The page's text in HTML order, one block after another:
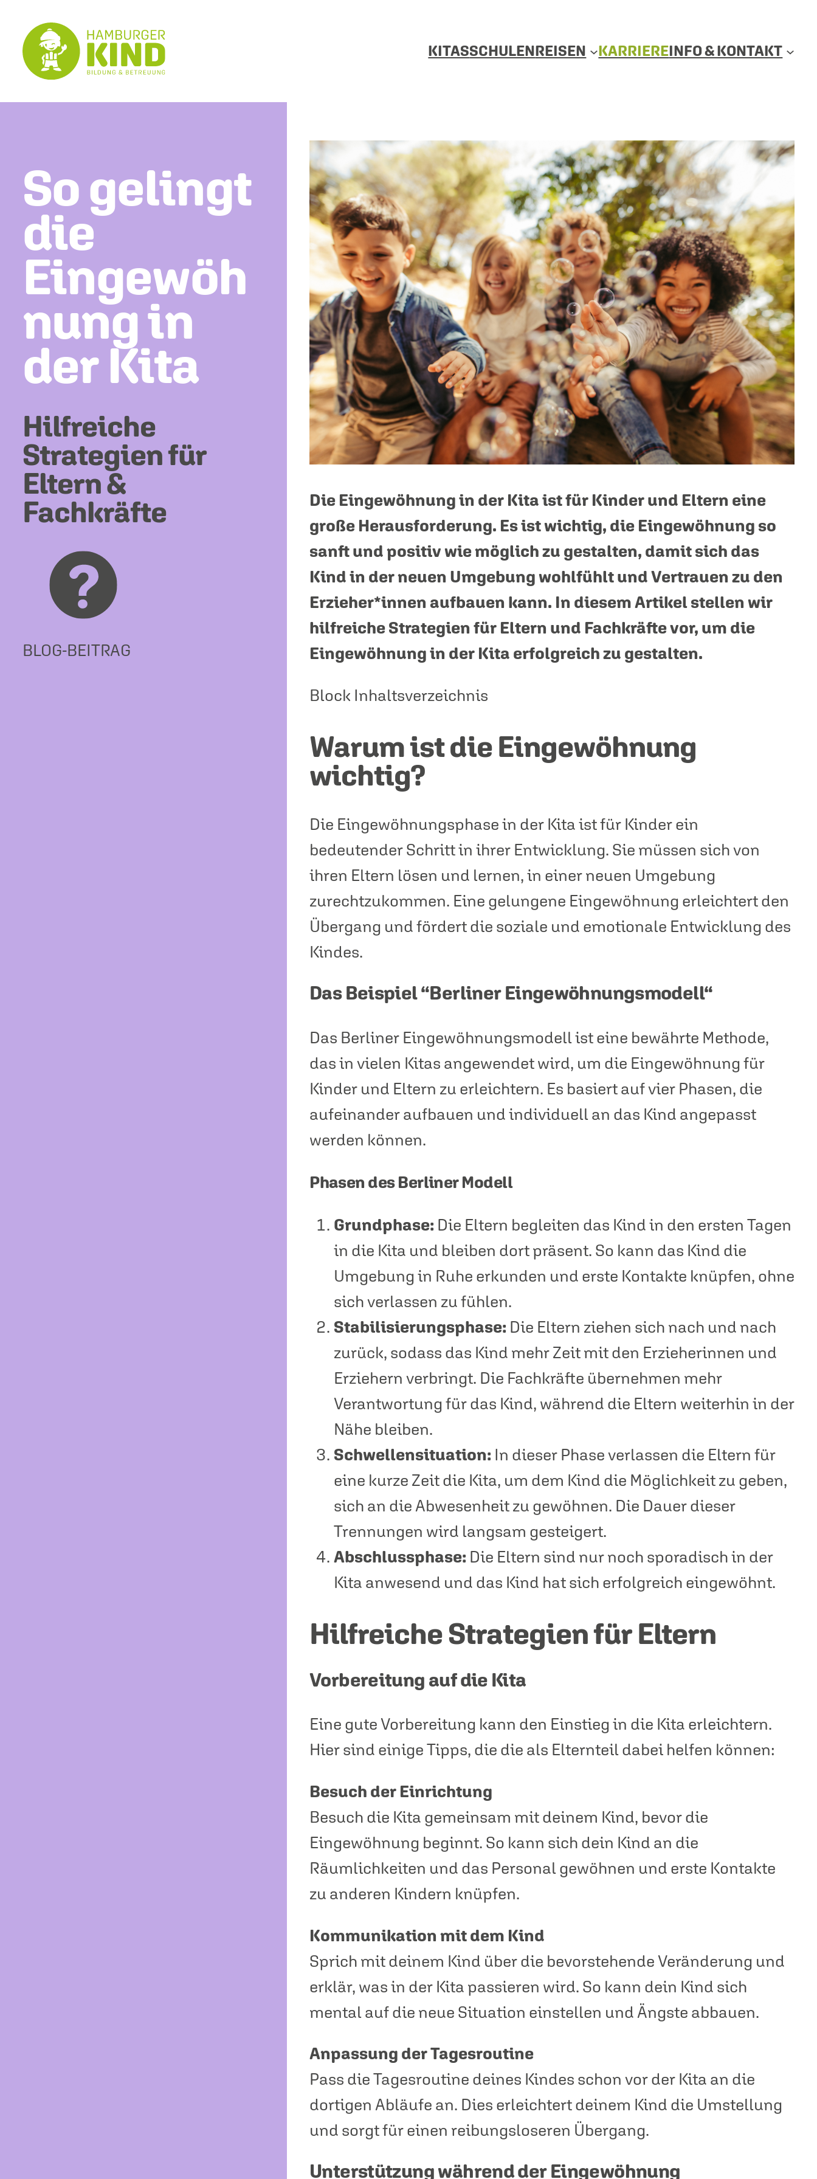
KITASSCHULENREISEN KARRIEREINFO & KONTAKT
So gelingt
die
Eingewöh
nung in
der Kita
Hilfreiche
Strategien für
Eltern &
Fachkräfte
BLOG-BEITRAG
Die Eingewöhnung in der Kita ist für Kinder und Eltern eine
große Herausforderung. Es ist wichtig, die Eingewöhnung so
sanft und positiv wie möglich zu gestalten, damit sich das
Kind in der neuen Umgebung wohlfühlt und Vertrauen zu den
Erzieher*innen aufbauen kann. In diesem Artikel stellen wir
hilfreiche Strategien für Eltern und Fachkräfte vor, um die
Eingewöhnung in der Kita erfolgreich zu gestalten.
Block Inhaltsverzeichnis
Warum ist die Eingewöhnung
wichtig?
Die Eingewöhnungsphase in der Kita ist für Kinder ein
bedeutender Schritt in ihrer Entwicklung. Sie müssen sich von
ihren Eltern lösen und lernen, in einer neuen Umgebung
zurechtzukommen. Eine gelungene Eingewöhnung erleichtert den
Übergang und fördert die soziale und emotionale Entwicklung des
Kindes.
Das Beispiel “Berliner Eingewöhnungsmodell“
Das Berliner Eingewöhnungsmodell ist eine bewährte Methode,
das in vielen Kitas angewendet wird, um die Eingewöhnung für
Kinder und Eltern zu erleichtern. Es basiert auf vier Phasen, die
aufeinander aufbauen und individuell an das Kind angepasst
werden können.
Phasen des Berliner Modell
Grundphase: Die Eltern begleiten das Kind in den ersten Tagen
in die Kita und bleiben dort präsent. So kann das Kind die
Umgebung in Ruhe erkunden und erste Kontakte knüpfen, ohne
sich verlassen zu fühlen.
Stabilisierungsphase: Die Eltern ziehen sich nach und nach
zurück, sodass das Kind mehr Zeit mit den Erzieherinnen und
Erziehern verbringt. Die Fachkräfte übernehmen mehr
Verantwortung für das Kind, während die Eltern weiterhin in der
Nähe bleiben.
Schwellensituation: In dieser Phase verlassen die Eltern für
eine kurze Zeit die Kita, um dem Kind die Möglichkeit zu geben,
sich an die Abwesenheit zu gewöhnen. Die Dauer dieser
Trennungen wird langsam gesteigert.
Abschlussphase: Die Eltern sind nur noch sporadisch in der
Kita anwesend und das Kind hat sich erfolgreich eingewöhnt.
Hilfreiche Strategien für Eltern
Vorbereitung auf die Kita
Eine gute Vorbereitung kann den Einstieg in die Kita erleichtern.
Hier sind einige Tipps, die die als Elternteil dabei helfen können:
Besuch der Einrichtung
Besuch die Kita gemeinsam mit deinem Kind, bevor die
Eingewöhnung beginnt. So kann sich dein Kind an die
Räumlichkeiten und das Personal gewöhnen und erste Kontakte
zu anderen Kindern knüpfen.
Kommunikation mit dem Kind
Sprich mit deinem Kind über die bevorstehende Veränderung und
erklär, was in der Kita passieren wird. So kann dein Kind sich
mental auf die neue Situation einstellen und Ängste abbauen.
Anpassung der Tagesroutine
Pass die Tagesroutine deines Kindes schon vor der Kita an die
dortigen Abläufe an. Dies erleichtert deinem Kind die Umstellung
und sorgt für einen reibungsloseren Übergang.
Unterstützung während der Eingewöhnung